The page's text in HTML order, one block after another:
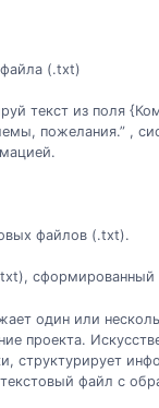
(.txt)
текст из поля
пожелания.” ,
файлов (.txt).
сформированный
один или
проекта.
структурирует
файл с